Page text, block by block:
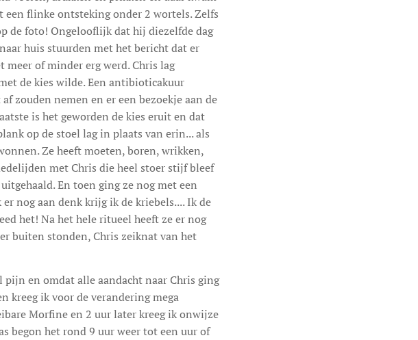
een flinke ontsteking onder 2 wortels. Zelfs
de foto! Ongelooflijk dat hij diezelfde dag
huis stuurden met het bericht dat er
of minder erg werd. Chris lag
de kies wilde. Een antibioticakuur
zouden nemen en er een bezoekje aan de
is het geworden de kies eruit en dat
op de stoel lag in plaats van erin... als
Ze heeft moeten, boren, wrikken,
met Chris die heel stoer stijf bleef
En toen ging ze nog met een
nog aan denk krijg ik de kriebels.... Ik de
het! Na het hele ritueel heeft ze er nog
buiten stonden, Chris zeiknat van het
pijn en omdat alle aandacht naar Chris ging
kreeg ik voor de verandering mega
Morfine en 2 uur later kreeg ik onwijze
begon het rond 9 uur weer tot een uur of